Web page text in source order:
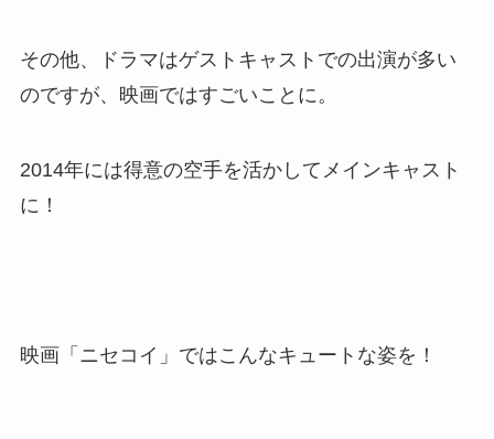
その他、ドラマはゲストキャストでの出演が多い
のですが、映画ではすごいことに。
2014年には得意の空手を活かしてメインキャスト
に！
映画「ニセコイ」ではこんなキュートな姿を！